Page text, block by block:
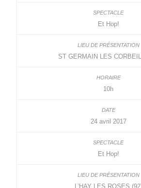
Et Hop!
ST GERMAIN LES
10h
24 avril 2017
Et Hop!
L’HAY LES ROSES